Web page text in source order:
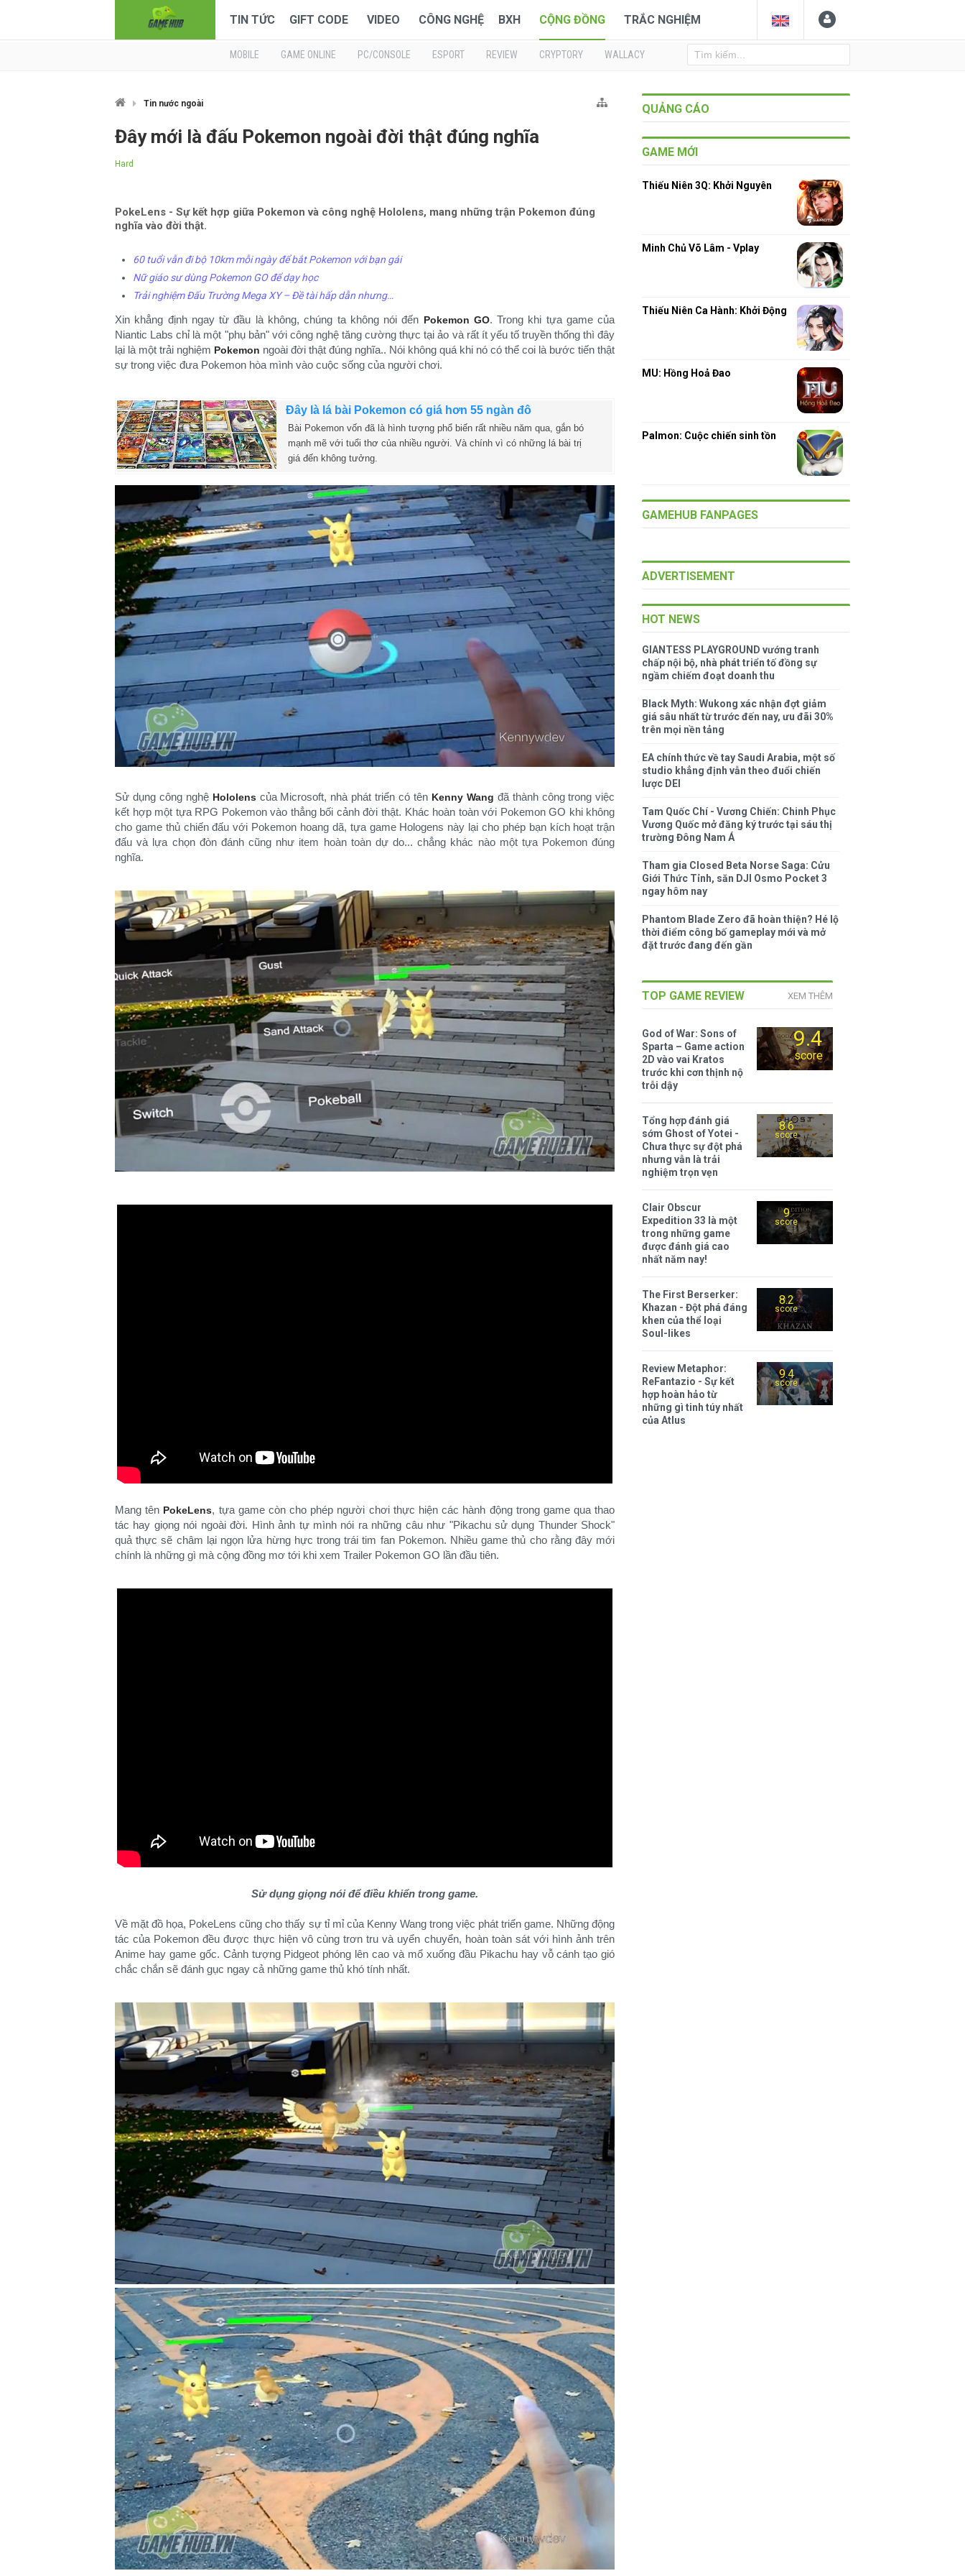
TIN TỨC GIFT CODE VIDEO CÔNG NGHỆ BXH CỘNG ĐỒNG TRẮC NGHIỆM
MOBILE GAME ONLINE PC/CONSOLE ESPORT REVIEW CRYPTORY WALLACY
Tin nước ngoài
Đây mới là đấu Pokemon ngoài đời thật đúng nghĩa
Hard
PokeLens - Sự kết hợp giữa Pokemon và công nghệ Hololens, mang những trận Pokemon đúng
nghĩa vào đời thật.
60 tuổi vẫn đi bộ 10km mỗi ngày để bắt Pokemon với bạn gái
Nữ giáo sư dùng Pokemon GO để dạy học
Trải nghiệm Đấu Trường Mega XY – Đề tài hấp dẫn nhưng…
Xin khẳng định ngay từ đầu là không, chúng ta không nói đến Pokemon GO. Trong khi tựa game của
Niantic Labs chỉ là một "phụ bản" với công nghệ tăng cường thực tại ảo và rất ít yếu tố truyền thống thì đây
lại là một trải nghiệm Pokemon ngoài đời thật đúng nghĩa.. Nói không quá khi nó có thể coi là bước tiến thật
sự trong việc đưa Pokemon hòa mình vào cuộc sống của người chơi.
Đây là lá bài Pokemon có giá hơn 55 ngàn đô
Bài Pokemon vốn đã là hình tượng phổ biến rất nhiều năm qua, gắn bó
mạnh mẽ với tuổi thơ của nhiều người. Và chính vì có những lá bài trị
giá đến không tưởng.
Sử dụng công nghệ Hololenscủa Microsoft, nhà phát triển có tên Kenny Wang đã thành công trong việc
kết hợp một tựa RPG Pokemon vào thẳng bối cảnh đời thật. Khác hoàn toàn với Pokemon GO khi không
cho game thủ chiến đấu với Pokemon hoang dã, tựa game Hologens này lại cho phép bạn kích hoạt trận
đấu và lựa chọn đòn đánh cũng như item hoàn toàn dự do... chẳng khác nào một tựa Pokemon đúng
nghĩa.
Mang tên PokeLens, tựa game còn cho phép người chơi thực hiện các hành động trong game qua thao
tác hay giọng nói ngoài đời. Hình ảnh tự mình nói ra những câu như "Pikachu sử dụng Thunder Shock"
quả thực sẽ châm lại ngọn lửa hừng hực trong trái tim fan Pokemon. Nhiều game thủ cho rằng đây mới
chính là những gì mà cộng đồng mơ tới khi xem Trailer Pokemon GO lần đầu tiên.​
Sử dụng giọng nói để điều khiển trong game.
Về mặt đồ họa, PokeLens cũng cho thấy sự tỉ mỉ của Kenny Wang trong việc phát triển game. Những động
tác của Pokemon đều được thực hiện vô cùng trơn tru và uyển chuyển, hoàn toàn sát với hình ảnh trên
Anime hay game gốc. Cảnh tượng Pidgeot phóng lên cao và mổ xuống đầu Pikachu hay vỗ cánh tạo gió
chắc chắn sẽ đánh gục ngay cả những game thủ khó tính nhất.
QUẢNG CÁO
GAME MỚI
Thiếu Niên 3Q: Khởi Nguyên
Minh Chủ Võ Lâm - Vplay
Thiếu Niên Ca Hành: Khởi Động
MU: Hồng Hoả Đao
Palmon: Cuộc chiến sinh tồn
GAMEHUB FANPAGES
ADVERTISEMENT
HOT NEWS
GIANTESS PLAYGROUND vướng tranh
chấp nội bộ, nhà phát triển tố đồng sự
ngầm chiếm đoạt doanh thu
Black Myth: Wukong xác nhận đợt giảm
giá sâu nhất từ trước đến nay, ưu đãi 30%
trên mọi nền tảng
EA chính thức về tay Saudi Arabia, một số
studio khẳng định vẫn theo đuổi chiến
lược DEI
Tam Quốc Chí - Vương Chiến: Chinh Phục
Vương Quốc mở đăng ký trước tại sáu thị
trường Đông Nam Á
Tham gia Closed Beta Norse Saga: Cửu
Giới Thức Tỉnh, săn DJI Osmo Pocket 3
ngay hôm nay
Phantom Blade Zero đã hoàn thiện? Hé lộ
thời điểm công bố gameplay mới và mở
đặt trước đang đến gần
TOP GAME REVIEW XEM THÊM
9.4
score
God of War: Sons of
Sparta – Game action
2D vào vai Kratos
trước khi cơn thịnh nộ
trỗi dậy
8.6
score
Tổng hợp đánh giá
sớm Ghost of Yotei -
Chưa thực sự đột phá
nhưng vẫn là trải
nghiệm trọn vẹn
9
score
Clair Obscur
Expedition 33 là một
trong những game
được đánh giá cao
nhất năm nay!
8.2
score
The First Berserker:
Khazan - Đột phá đáng
khen của thể loại
Soul-likes
9.4
score
Review Metaphor:
ReFantazio - Sự kết
hợp hoàn hảo từ
những gì tinh túy nhất
của Atlus